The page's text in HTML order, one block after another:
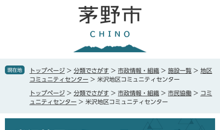
で
ば
へ
現在地 トップページ > 分類でさがす > 市政情報・組織 > 施設一覧 > 地区
コミュニティセンター > 米沢地区コミュニティセンター
トップページ > 分類でさがす > 市政情報・組織 > 市民協働 > コミ
ュニティセンター > 米沢地区コミュニティセンター